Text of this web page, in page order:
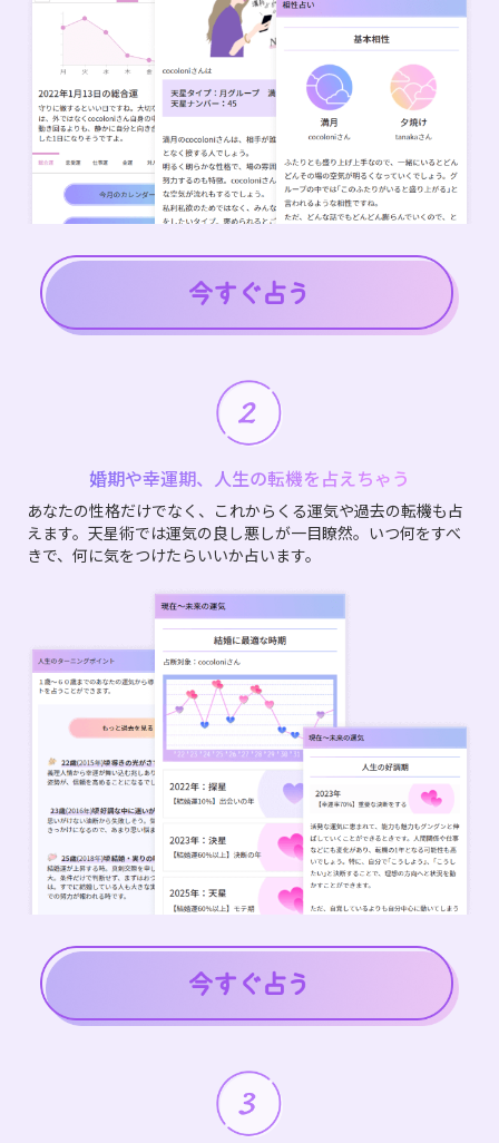
婚期や幸運期、人生の転機を占えちゃう
あなたの性格だけでなく、これからくる運気や過去の転機も占
えます。天星術では運気の良し悪しが一目瞭然。いつ何をすべ
きで、何に気をつけたらいいか占います。